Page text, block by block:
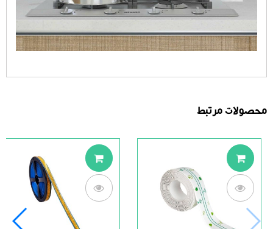
محصولات مرتبط